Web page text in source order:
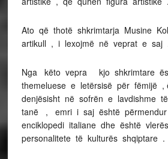
Ato që thotë shkrimtarja Musine
artikull , i lexojmë në veprat e saj
Nga këto vepra kjo shkrimtare
themeluese e letërsisë për fëmijë ,
denjësisht në sofrën e lavdishme
tanë , emri i saj është
enciklopedi italiane dhe është
personalitete të kulturës shqiptare .